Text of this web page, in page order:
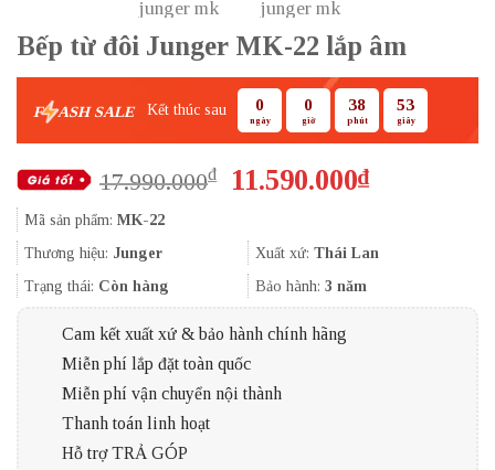
Bếp từ đôi Junger MK-22 lắp âm
F ASH SALE Kết thúc sau 0
ngày
0
giờ
38
phút
52
giây
17.990.000₫
Giá
17.990.000₫.
11.590.000₫Giá
là:
Mã sản phẩm: MK-22
Thương hiệu: Junger Xuất xứ: Thái Lan
Trạng thái: Còn hàng Bảo hành: 3 năm
Cam kết xuất xứ & bảo hành chính hãng
Miễn phí lắp đặt toàn quốc
Miễn phí vận chuyển nội thành
Thanh toán linh hoạt
Hỗ trợ TRẢ GÓP